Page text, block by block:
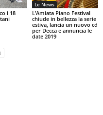
i 18
Le News
L’Amiata Piano Festival
chiude in bellezza la serie
estiva, lancia un nuovo cd
per Decca e annuncia le
date 2019